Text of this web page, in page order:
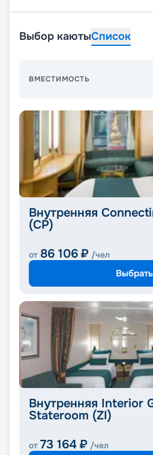
Выбор каютыСписок
ВМЕСТИМОСТЬ
Внутренняя
(CP)
от 86 106 ₽ /чел
Выбрать
Внутренняя Interior
Stateroom (ZI)
от 73 164 ₽ /чел